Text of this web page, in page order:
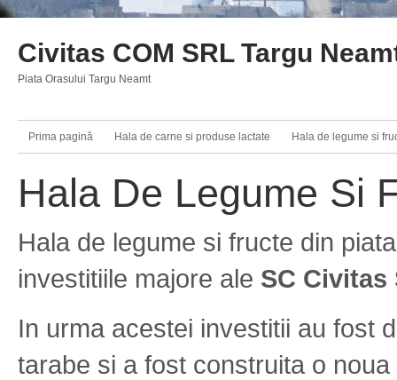
Civitas COM SRL Targu
Piata Orasului Targu Neamt
Prima pagină Hala de carne si produse lactate Hala de legume si
Hala De Legume Si
Hala de legume si fructe din
investitiile majore ale SC Civitas
In urma acestei investitii au fost
tarabe si a fost construita o noua